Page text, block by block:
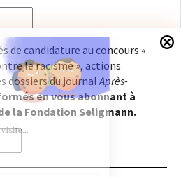
électronique, vous
de la Fondation
à notrepolitique de
sera possible de vous
de candidature au concours «
le racisme », actions
dossiers du journalAprès-
en vous abonnant à
la Fondation Seligmann.